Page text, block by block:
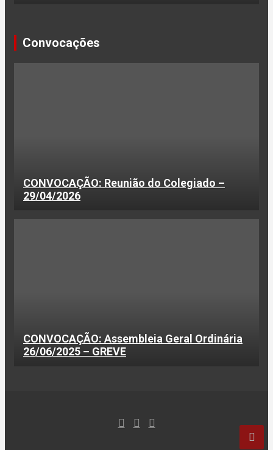
Convocações
CONVOCAÇÃO: Reunião do Colegiado –
29/04/2026
CONVOCAÇÃO: Assembleia Geral Ordinária
26/06/2025 – GREVE